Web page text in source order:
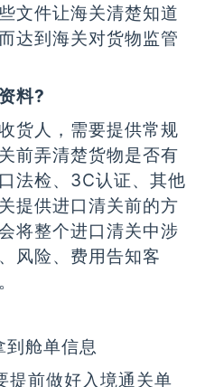
文件让海关清楚知道
达到海关对货物监管
料?
货人，需要提供常规
前弄清楚货物是否有
法检、3C认证、其他
提供进口清关前的方
将整个进口清关中涉
风险、费用告知客
到舱单信息
提前做好入境通关单